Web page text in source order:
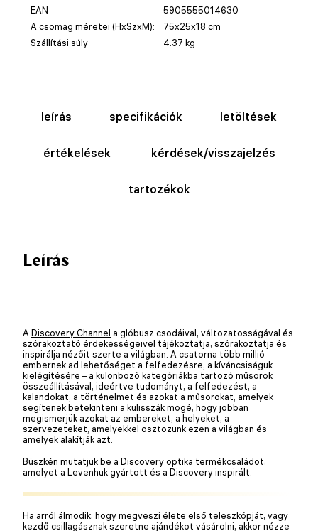
EAN
5905555014630
A csomag méretei (HxSzxM):
75x25x18 cm
Szállítási súly
4.37 kg
leírás specifikációk letöltések
értékelések kérdések/visszajelzés
tartozékok
Leírás
ADiscovery Channel a glóbusz csodáival, változatosságával és
szórakoztató érdekességeivel tájékoztatja, szórakoztatja és
inspirálja nézőit szerte a világban. A csatorna több millió
embernek ad lehetőséget a felfedezésre, a kíváncsiságuk
kielégítésére – a különböző kategóriákba tartozó műsorok
összeállításával, ideértve tudományt, a felfedezést, a
kalandokat, a történelmet és azokat a műsorokat, amelyek
segítenek betekinteni a kulisszák mögé, hogy jobban
megismerjük azokat az embereket, a helyeket, a
szervezeteket, amelyekkel osztozunk ezen a világban és
amelyek alakítják azt.
Büszkén mutatjuk be a Discovery optika termékcsaládot,
amelyet a Levenhuk gyártott és a Discovery inspirált.
Ha arról álmodik, hogy megveszi élete első teleszkópját, vagy
kezdő csillagásznak szeretne ajándékot vásárolni, akkor nézze